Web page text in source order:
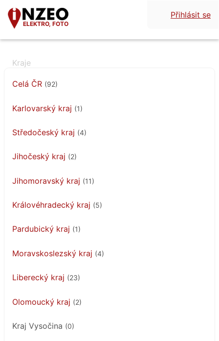
ELEKTRO, FOTO
Přihlásit se
Celá ČR (92)
Karlovarský kraj (1)
Středočeský kraj (4)
Jihočeský kraj (2)
Jihomoravský kraj (11)
Královéhradecký kraj (5)
Pardubický kraj (1)
Moravskoslezský kraj (4)
Liberecký kraj (23)
Olomoucký kraj (2)
Kraj Vysočina (0)